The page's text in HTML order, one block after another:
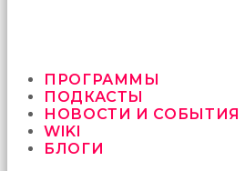
ПРОГРАММЫ
ПОДКАСТЫ
НОВОСТИ И СОБЫТИЯ
WIKI
БЛОГИ